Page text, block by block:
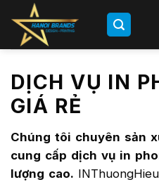
Chuyển
đến
DỊCH VỤ IN
GIÁ RẺ
Chúng tôi chuyên sản
cung cấp dịch vụ in
lượng cao.